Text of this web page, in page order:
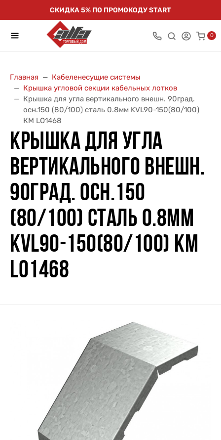
СКИДКА 5% ПО ПРОМОКОДУ START
0
Главная
Кабеленесущие системы
Крышка угловой секции кабельных лотков
Крышка для угла вертикального внешн. 90град.
осн.150 (80/100) сталь 0.8мм KVL90-150(80/100)
КМ LO1468
КРЫШКА ДЛЯ УГЛА
ВЕРТИКАЛЬНОГО ВНЕШН.
90ГРАД. ОСН.150
(80/100) СТАЛЬ 0.8ММ
KVL90-150(80/100) КМ
LO1468